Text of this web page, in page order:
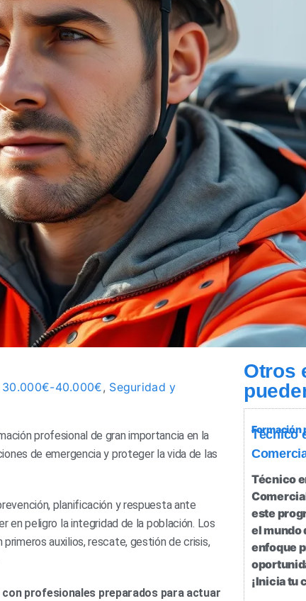
30.000€-40.000€, Seguridad y
profesional de gran importancia en la
de emergencia y proteger la vida de las
planificación y respuesta ante
en peligro la integridad de la población. Los
auxilios, rescate, gestión de crisis,
profesionales preparados para actuar
Otros
Formación
Técnico
Técnico
este
el mundo
enfoque
¡Inicia tu